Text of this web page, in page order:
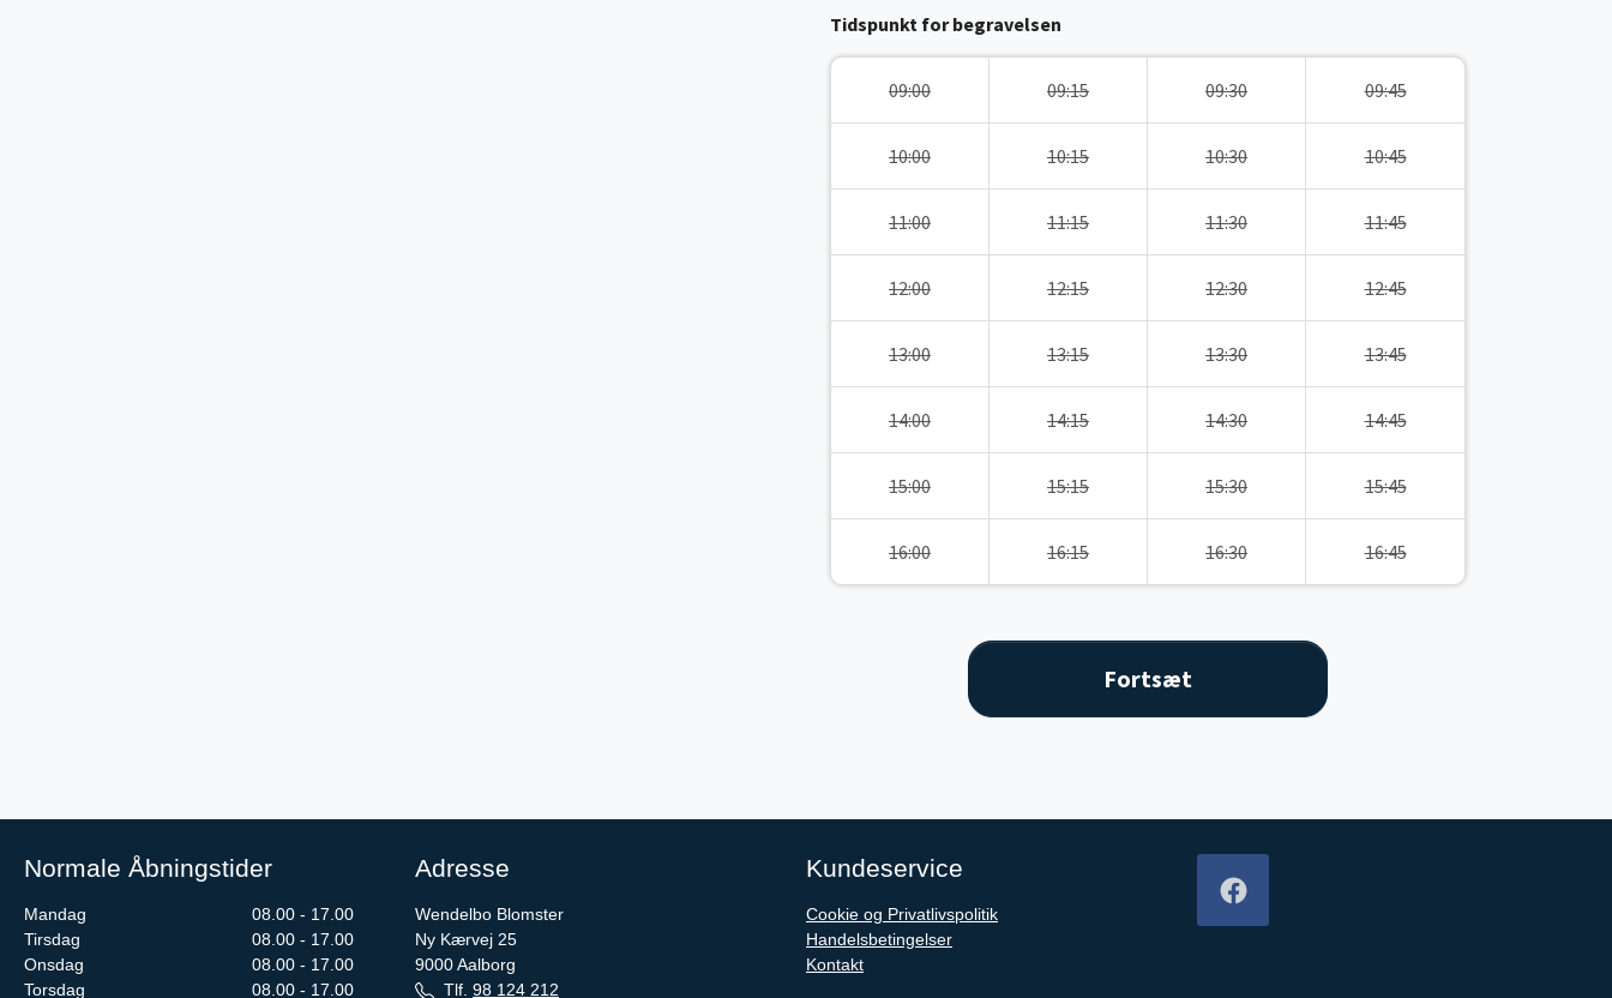
Tidspunkt for begravelsen
09:00 09:15 09:30 09:45
10:00 10:15 10:30 10:45
11:00 11:15 11:30 11:45
12:00 12:15 12:30 12:45
13:00 13:15 13:30 13:45
14:00 14:15 14:30 14:45
15:00 15:15 15:30 15:45
16:00 16:15 16:30 16:45
Normale Åbningstider
Mandag
08.00 - 17.00
Tirsdag
08.00 - 17.00
Onsdag
08.00 - 17.00
Torsdag
08.00 - 17.00
Adresse
Wendelbo Blomster
Ny Kærvej 25
9000Aalborg
Tlf. 98 124 212
Kundeservice
Cookie og Privatlivspolitik
Handelsbetingelser
Kontakt